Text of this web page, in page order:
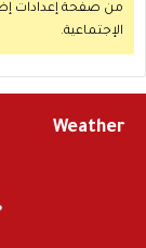
من صفحة إعدادات
الإجتماعية.
Weather